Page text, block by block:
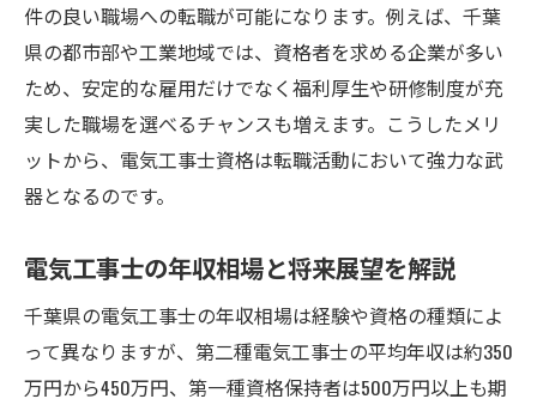
件の良い職場への転職が可能になります。例えば、千葉
県の都市部や工業地域では、資格者を求める企業が多い
ため、安定的な雇用だけでなく福利厚生や研修制度が充
実した職場を選べるチャンスも増えます。こうしたメリ
ットから、電気工事士資格は転職活動において強力な武
器となるのです。
電気工事士の年収相場と将来展望を解説
千葉県の電気工事士の年収相場は経験や資格の種類によ
って異なりますが、第二種電気工事士の平均年収は約350
万円から450万円、第一種資格保持者は500万円以上も期